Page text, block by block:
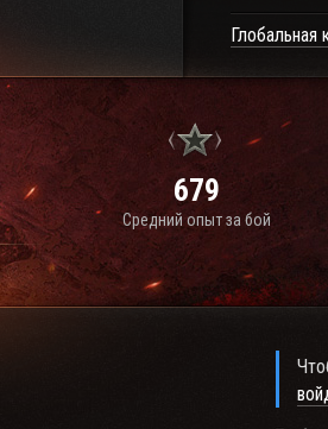
Глобальная
679
Средний опыт за бой